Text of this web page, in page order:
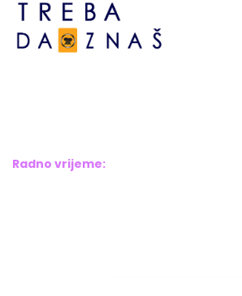
Radno vrijeme: